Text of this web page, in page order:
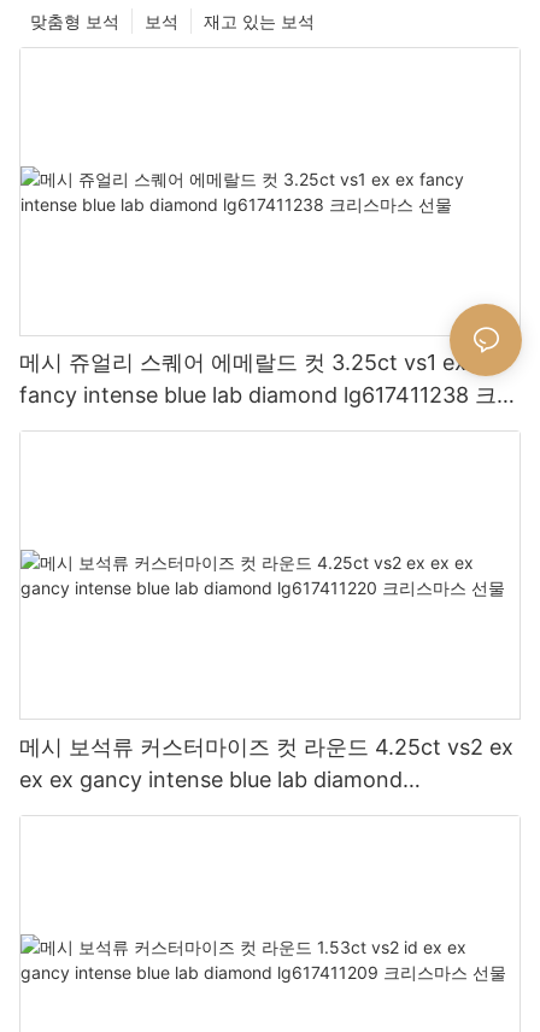
재고 있는 보석
보석
맞춤형 보석
메시 쥬얼리 스퀘어 에메랄드 컷 3.25ct vs1 ex ex
fancy intense blue lab diamond lg617411238 크리
스마스 선물
메시 보석류 커스터마이즈 컷 라운드 4.25ct vs2 ex
ex ex gancy intense blue lab diamond
lg617411220 크리스마스 선물